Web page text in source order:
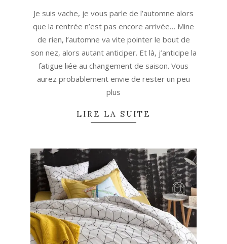
23
Je suis vache, je vous parle de l’automne alors
que la rentrée n’est pas encore arrivée… Mine
de rien, l’automne va vite pointer le bout de
son nez, alors autant anticiper. Et là, j’anticipe la
fatigue liée au changement de saison. Vous
aurez probablement envie de rester un peu
plus
LIRE LA SUITE